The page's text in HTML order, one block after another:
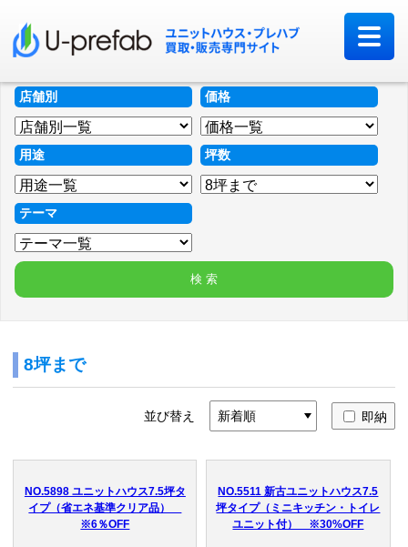
店舗別 価格
用途 坪数
テーマ
8坪まで
並び替え 即納
NO.5898 ユニットハウス7.5坪タ
イプ（省エネ基準クリア品）
※6％OFF
NO.5511 新古ユニットハウス7.5
坪タイプ（ミニキッチン・トイレ
ユニット付） ※30%OFF